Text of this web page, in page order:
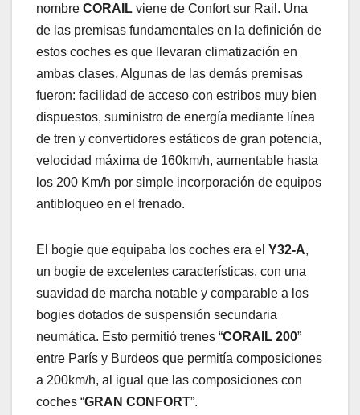
nombre CORAIL viene de Confort sur Rail. Una
de las premisas fundamentales en la definición de
estos coches es que llevaran climatización en
ambas clases. Algunas de las demás premisas
fueron: facilidad de acceso con estribos muy bien
dispuestos, suministro de energía mediante línea
de tren y convertidores estáticos de gran potencia,
velocidad máxima de 160km/h, aumentable hasta
los 200 Km/h por simple incorporación de equipos
antibloqueo en el frenado.
El bogie que equipaba los coches era el Y32-A,
un bogie de excelentes características, con una
suavidad de marcha notable y comparable a los
bogies dotados de suspensión secundaria
neumática. Esto permitió trenes “CORAIL 200”
entre París y Burdeos que permitía composiciones
a 200km/h, al igual que las composiciones con
coches “GRAN CONFORT”.